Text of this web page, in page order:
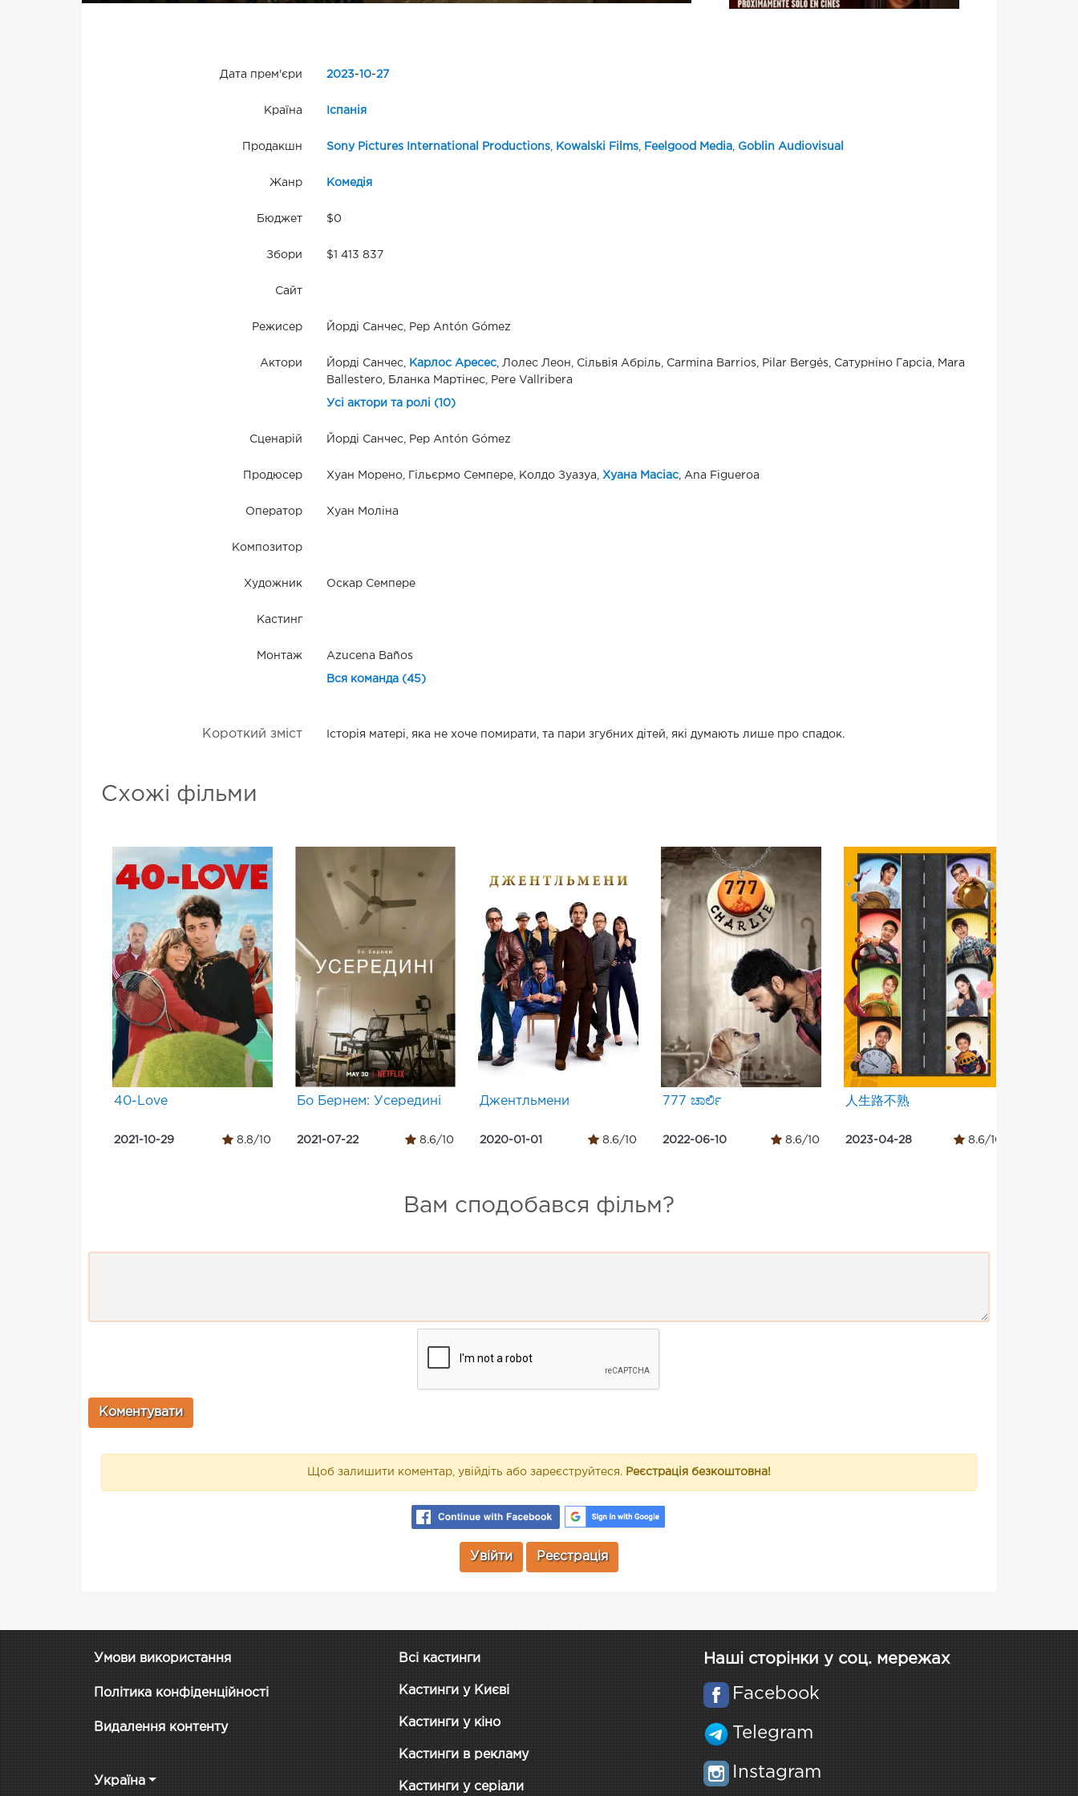
Дата прем'єри 2023- 10-27
Країна Іспанія
Продакшн Sony Pictures International Productions, Kowalski Films, Feelgood Media, Goblin Audiovisual
Жанр Комедія
Бюджет $0
Збори $1 413 837
Сайт
Режисер Йорді Санчес, Pep Antón Gómez
Актори Йорді Санчес, Карлос Аресес, Лолес Леон, Сільвія Абріль, Carmina Barrios, Pilar Bergés, Сатурніно Гарсіа, Mara
Ballestero, Бланка Мартінес, Pere Vallribera
Усі актори та ролі (10)
Сценарій Йорді Санчес, Pep Antón Gómez
Продюсер Хуан Морено, Гільєрмо Семпере, Колдо Зуазуа, Хуана Масіас, Ana Figueroa
Оператор Хуан Моліна
Композитор
Художник Оскар Семпере
Кастинг
Монтаж Azucena Baños
Вся команда (45)
Короткий зміст Історія матері, яка не хоче помирати, та пари згубних дітей, які думають лише про спадок.
Схожі фільми
40-Love
2021-10-29 8.8/10
Бо Бернем: Усередині
2021-07-22 8.6/10
Джентльмени
2020-01-01 8.6/10
777 ಚಾರ್ಲಿ
2022-06-10 8.6/10
人生路不熟
2023-04-28 8.6/10
Вам сподобався фільм?
Щоб залишити коментар, увійдіть або зареєструйтеся. Реєстрація безкоштовна!
Увійти Реєстрація
Умови використання
Політика конфіденційності
Видалення контенту
Україна
Всі кастинги
Кастинги у Києві
Кастинги у кіно
Кастинги в рекламу
Кастинги у серіали
Наші сторінки у соц. мережах
Facebook
Telegram
Instagram